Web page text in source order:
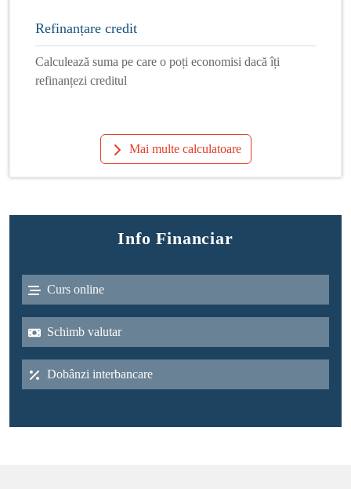
Refinanțare credit
Calculează suma pe care o poți economisi dacă îți
refinanțezi creditul
Mai multe calculatoare
Info Financiar
Curs online
Schimb valutar
Dobânzi interbancare